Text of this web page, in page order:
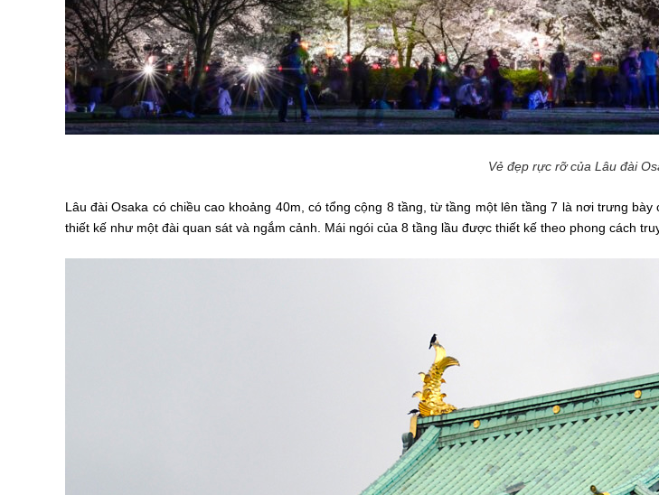
Vẻ đẹp rực rỡ của Lâu đài
Lâu đài Osaka có chiều cao khoảng 40m, có tổng cộng 8 tầng, từ tầng một lên tầng 7 là nơi trưng
thiết kế như một đài quan sát và ngắm cảnh. Mái ngói của 8 tầng lầu được thiết kế theo phong cách